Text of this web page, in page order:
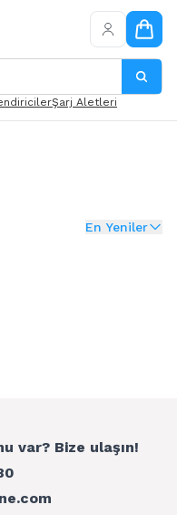
Şarj Aletleri
En Yeniler
var? Bize ulaşın!